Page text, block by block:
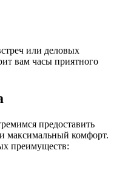
или деловых
вам часы приятного
предоставить
максимальный комфорт.
преимуществ: